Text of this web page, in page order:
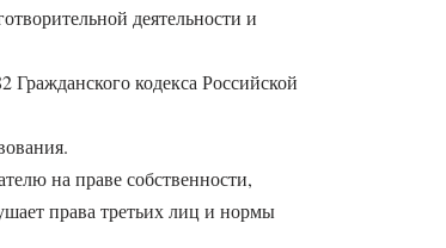
деятельности и
Гражданского кодекса Российской
на праве собственности,
права третьих лиц и нормы